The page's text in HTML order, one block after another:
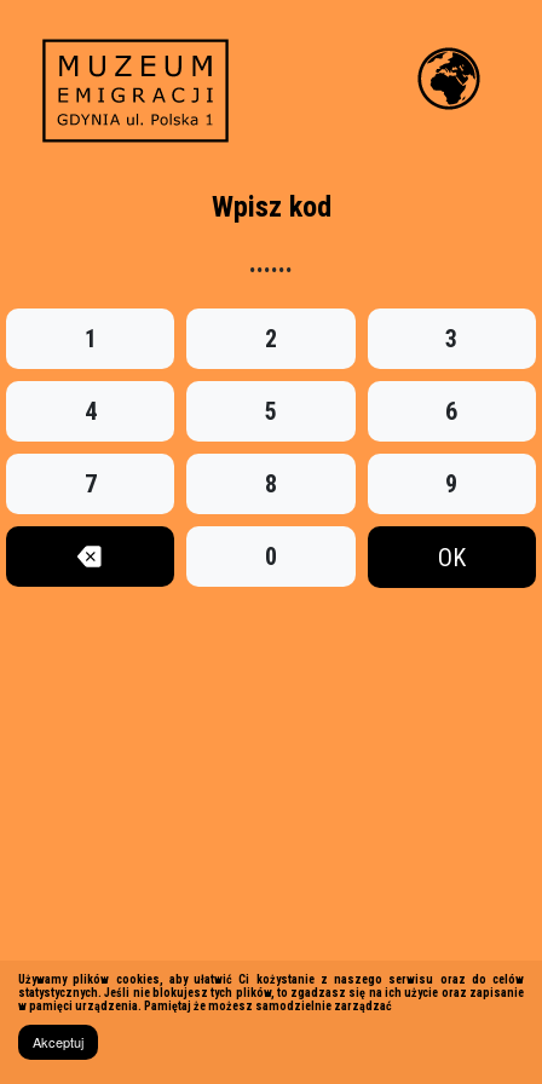
Wpisz kod
......
1 2 3
4 5 6
7 8 9
0 OK
Używamy plików cookies, aby ułatwić Ci kożystanie z naszego serwisu oraz do celów
statystycznych. Jeśli nie blokujesz tych plików, to zgadzasz się na ich użycie oraz zapisanie
w pamięci urządzenia. Pamiętaj że możesz samodzielnie zarządzać
Akceptuj